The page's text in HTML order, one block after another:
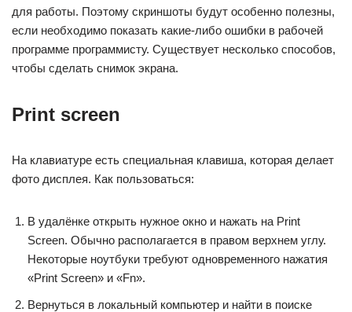
для работы. Поэтому скриншоты будут особенно полезны,
если необходимо показать какие-либо ошибки в рабочей
программе программисту. Существует несколько способов,
чтобы сделать снимок экрана.
Print screen
На клавиатуре есть специальная клавиша, которая делает
фото дисплея. Как пользоваться:
В удалёнке открыть нужное окно и нажать на Print
Screen. Обычно располагается в правом верхнем углу.
Некоторые ноутбуки требуют одновременного нажатия
«Print Screen» и «Fn».
Вернуться в локальный компьютер и найти в поиске